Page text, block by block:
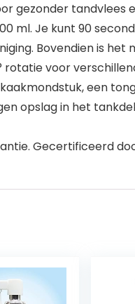
gezonder
ml. Je kunt 90
Bovendien is
voor
een
opslag in het
Gecertificeerd